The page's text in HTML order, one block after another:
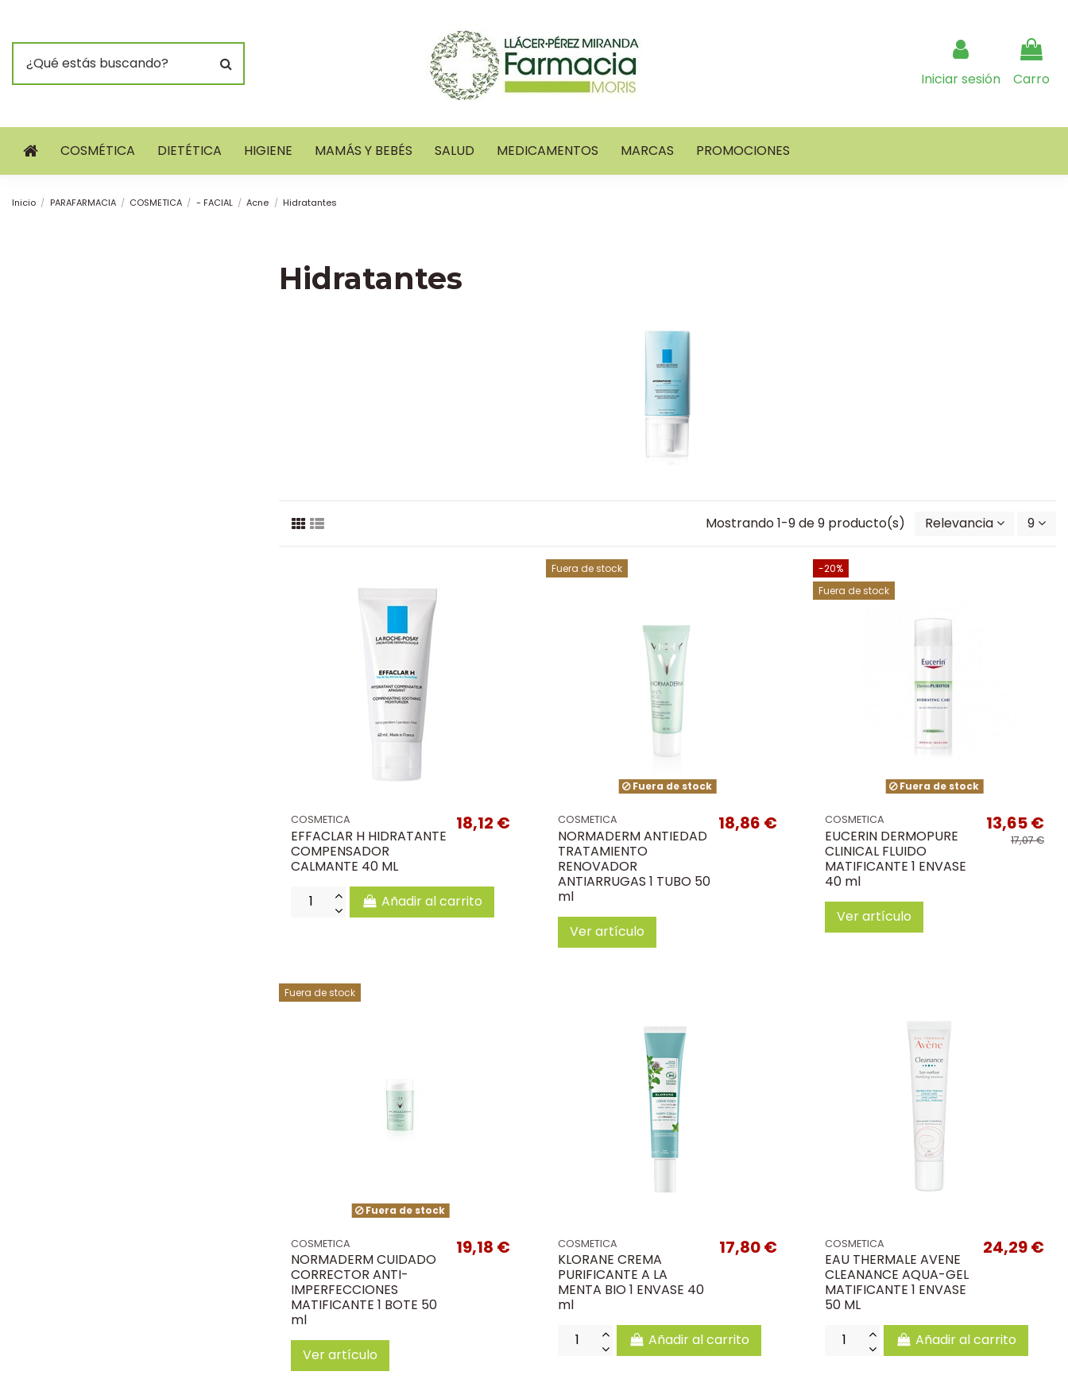
Iniciar sesión Carro
COSMÉTICA DIETÉTICA HIGIENE MAMÁS Y BEBÉS SALUD MEDICAMENTOS MARCAS PROMOCIONES
Inicio PARAFARMACIA COSMETICA - FACIAL Acne Hidratantes
Hidratantes
Mostrando 1-9 de 9 producto(s) Relevancia 9
COSMETICA
EFFACLAR H HIDRATANTE
COMPENSADOR
CALMANTE 40 ML
18,12 €
Añadir al carrito
Fuera de stock
Fuera de stock
COSMETICA
NORMADERM ANTIEDAD
TRATAMIENTO
RENOVADOR
ANTIARRUGAS 1 TUBO 50
ml
18,86 €
Ver artículo
-20%
Fuera de stock
Fuera de stock
COSMETICA
EUCERIN DERMOPURE
CLINICAL FLUIDO
MATIFICANTE 1 ENVASE
40 ml
13,65 €
17,07 €
Ver artículo
Fuera de stock
Fuera de stock
COSMETICA
NORMADERM CUIDADO
CORRECTOR ANTI-
IMPERFECCIONES
MATIFICANTE 1 BOTE 50
ml
19,18 €
Ver artículo
COSMETICA
KLORANE CREMA
PURIFICANTE A LA
MENTA BIO 1 ENVASE 40
ml
17,80 €
Añadir al carrito
COSMETICA
EAU THERMALE AVENE
CLEANANCE AQUA-GEL
MATIFICANTE 1 ENVASE
50 ML
24,29 €
Añadir al carrito